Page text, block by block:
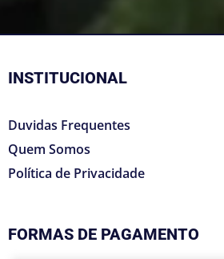
INSTITUCIONAL
Duvidas Frequentes
Quem Somos
Política de Privacidade
FORMAS DE PAGAMENTO